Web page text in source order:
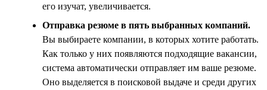
его изучат, увеличивается.
Отправка резюме в пять выбранных компаний.
Вы выбираете компании, в которых хотите работать.
Как только у них появляются подходящие вакансии,
система автоматически отправляет им ваше резюме.
Оно выделяется в поисковой выдаче и среди других